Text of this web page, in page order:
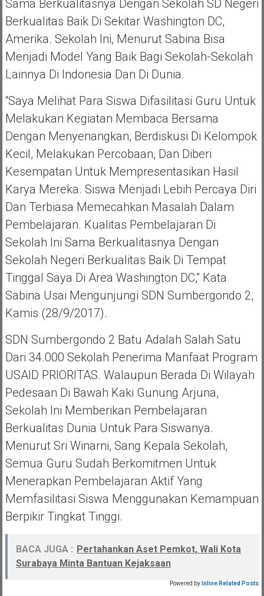
Sama Berkualitasnya Dengan Sekolah SD Negeri
Berkualitas Baik Di Sekitar Washington DC,
Amerika. Sekolah Ini, Menurut Sabina Bisa
Menjadi Model Yang Baik Bagi Sekolah-Sekolah
Lainnya Di Indonesia Dan Di Dunia.
“Saya Melihat Para Siswa Difasilitasi Guru Untuk
Melakukan Kegiatan Membaca Bersama
Dengan Menyenangkan, Berdiskusi Di Kelompok
Kecil, Melakukan Percobaan, Dan Diberi
Kesempatan Untuk Mempresentasikan Hasil
Karya Mereka. Siswa Menjadi Lebih Percaya Diri
Dan Terbiasa Memecahkan Masalah Dalam
Pembelajaran. Kualitas Pembelajaran Di
Sekolah Ini Sama Berkualitasnya Dengan
Sekolah Negeri Berkualitas Baik Di Tempat
Tinggal Saya Di Area Washington DC,” Kata
Sabina Usai Mengunjungi SDN Sumbergondo 2,
Kamis (28/9/2017).
SDN Sumbergondo 2 Batu Adalah Salah Satu
Dari 34.000 Sekolah Penerima Manfaat Program
USAID PRIORITAS. Walaupun Berada Di Wilayah
Pedesaan Di Bawah Kaki Gunung Arjuna,
Sekolah Ini Memberikan Pembelajaran
Berkualitas Dunia Untuk Para Siswanya.
Menurut Sri Winarni, Sang Kepala Sekolah,
Semua Guru Sudah Berkomitmen Untuk
Menerapkan Pembelajaran Aktif Yang
Memfasilitasi Siswa Menggunakan Kemampuan
Berpikir Tingkat Tinggi.
BACA JUGA : Pertahankan Aset Pemkot, Wali Kota
Surabaya Minta Bantuan Kejaksaan
Powered by Inline Related Posts